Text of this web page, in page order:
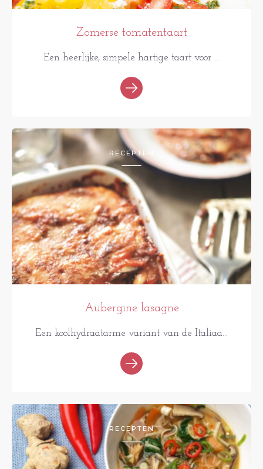
Zomerse tomatentaart
Een heerlijke, simpele hartige taart voor ...
RECEPTEN
Aubergine lasagne
Een koolhydraatarme variant van de Italiaa...
RECEPTEN